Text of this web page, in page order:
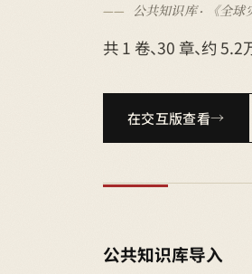
公共知识库 · 《全
共 1 卷、30 章、约 5.2
在交互版查看
公共知识库导入